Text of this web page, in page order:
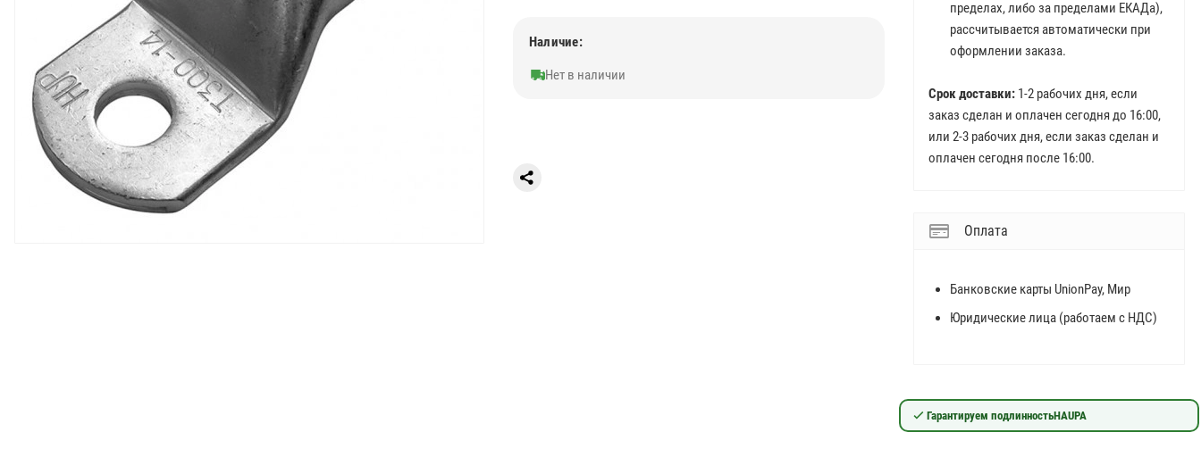
Наличие:
Нет в наличии
пределах, либо за пределами ЕКАДа),
рассчитывается автоматически при
оформлении заказа.
Срок доставки:1-2 рабочих дня, если
заказ сделан и оплачен сегодня до 16:00,
или 2-3 рабочих дня, если заказ сделан и
оплачен сегодня после 16:00.
Оплата
Банковские карты UnionPay, Мир
Юридические лица (работаем с НДС)
Гарантируем подлинностьHAUPA